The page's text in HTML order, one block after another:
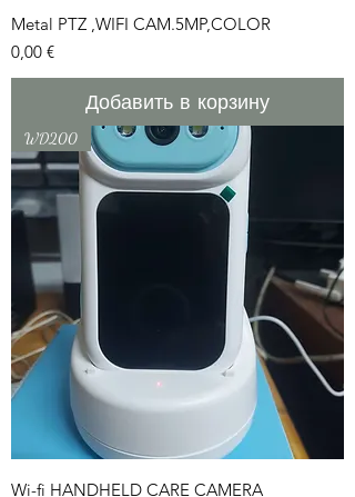
Metal PTZ ,WIFI CAM.5MP,COLOR
Цена
0,00 €
Добавить в корзину
WD200
Wi-fi HANDHELD CARE CAMERA